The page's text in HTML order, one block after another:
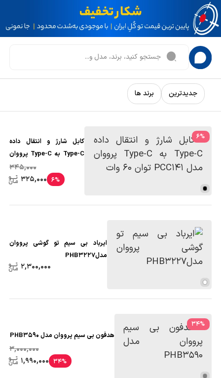
جدیدترین برند ها
%
6
کابل شارژ و انتقال داده
Type-C به Type-C پرووان
345,000
6%
325,000
ایرباد بی‌ سیم تو گوشی پرووان
مدلPHB3227
2,300,000
%
34
هدفون بی سیم پرووان مدل PHB3590
3,000,000
34%
1,990,000